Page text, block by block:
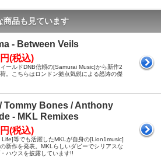
商品も見ています
- Between Veils
(税込)
ールドDNB信頼の[Samurai Music]から新作2
。こちらはロンドン拠点気鋭による怒涛の傑
Tommy Bones / Anthony
- MKL Remixes
(税込)
Life]等でも活躍したMKLが自身の[Lion1music]
新作を発表。MKLらしいダビーでシリアスな
ハウスを披露しています!!